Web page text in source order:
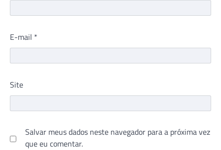
E-mail *
Site
Salvar meus dados neste navegador para a próxima vez
que eu comentar.